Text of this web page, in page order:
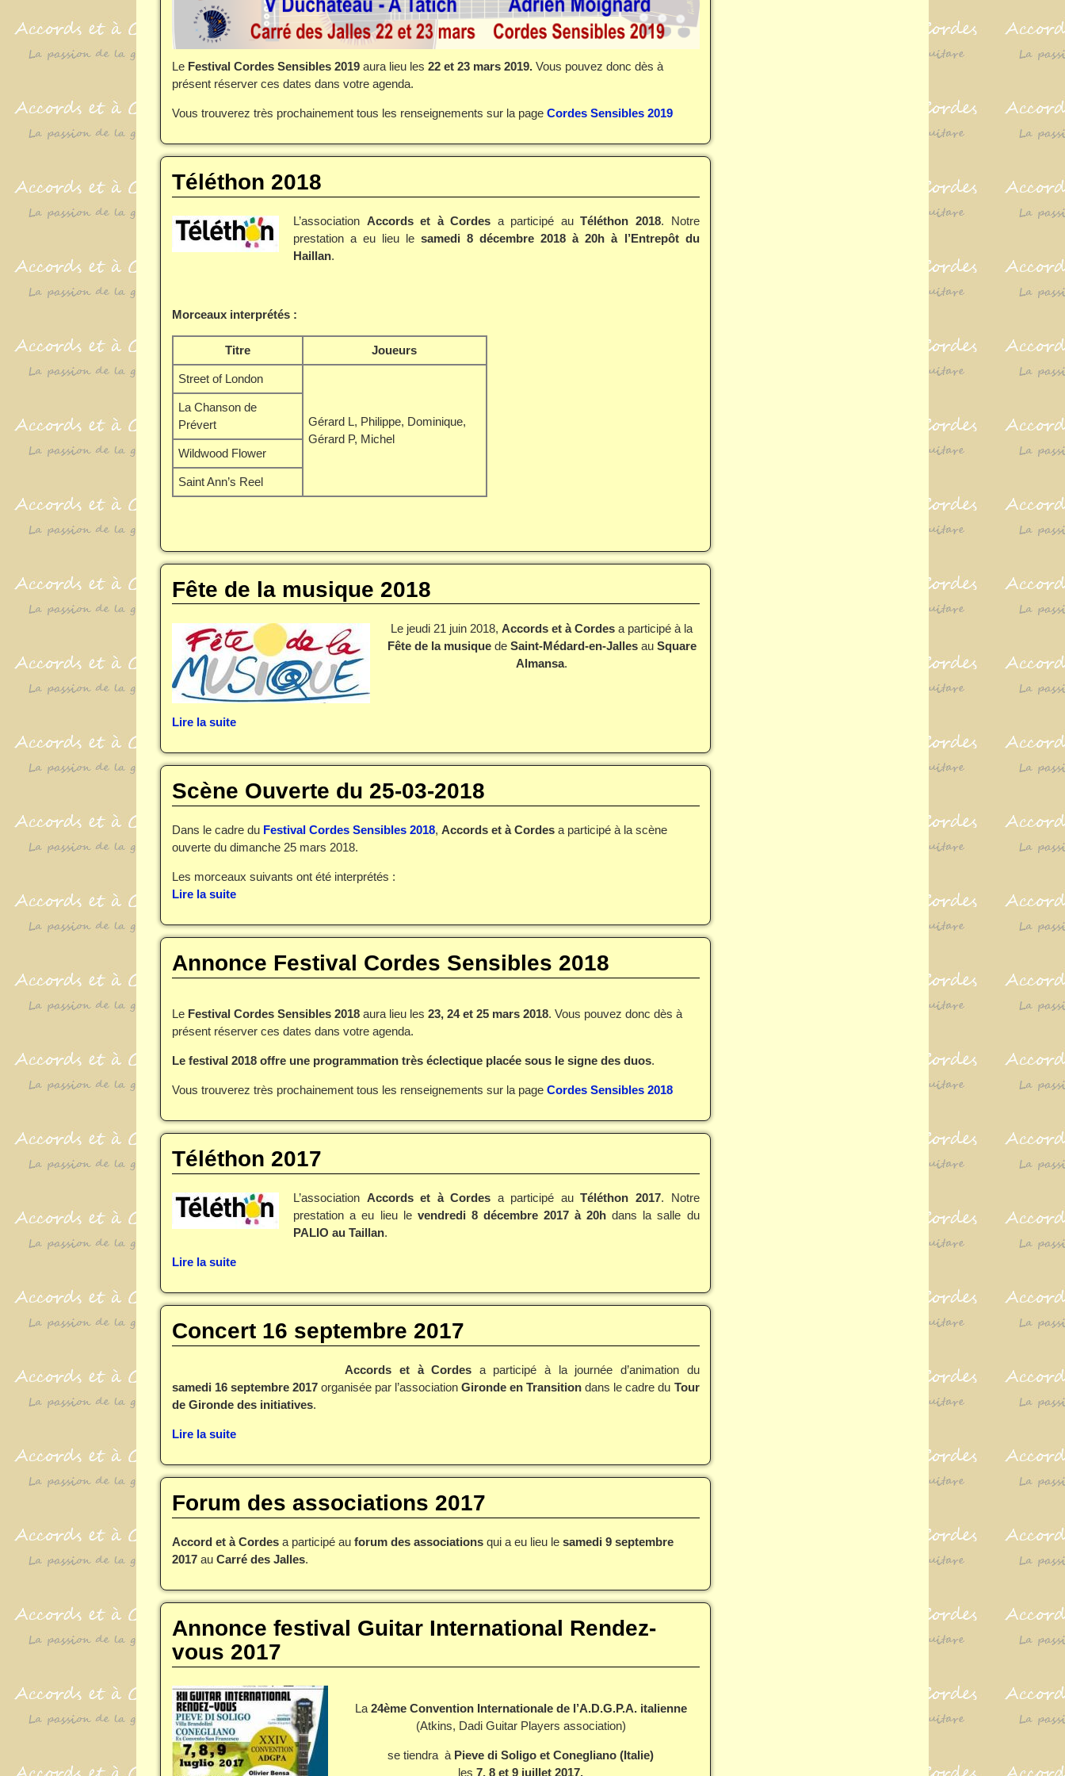
Le Festival Cordes Sensibles 2019aura lieu les 22 et 23 mars 2019.Vous pouvez donc dès à
présent réserver ces dates dans votre agenda.
Vous trouverez très prochainement tous les renseignements sur la page Cordes Sensibles 2019
Téléthon 2018
L’association Accords et à Cordes a participé auTéléthon 2018. Notre
prestation a eu lieu lesamedi 8 décembre 2018 à 20h à l’Entrepôt du
Haillan.
Morceaux interprétés :
Titre Joueurs
Street of London
Gérard L, Philippe, Dominique,
Gérard P, Michel
La Chanson de
Prévert
Wildwood Flower
Saint Ann’s Reel
Fête de la musique 2018
Le jeudi 21 juin 2018,Accords et à Cordes a participé à la
Fête de la musiquede Saint-Médard-en-Jallesau Square
Almansa.
Lire la suite
Scène Ouverte du 25-03-2018
Dans le cadre du Festival Cordes Sensibles 2018, Accords et à Cordesa participé à la scène
ouverte du dimanche 25 mars 2018.
Les morceaux suivants ont été interprétés :
Lire la suite
Annonce Festival Cordes Sensibles 2018
Le Festival Cordes Sensibles 2018aura lieu les 23, 24 et 25 mars 2018. Vous pouvez donc dès à
présent réserver ces dates dans votre agenda.
Le festival 2018 offre une programmation très éclectique placée sous le signe des duos.
Vous trouverez très prochainement tous les renseignements sur la page Cordes Sensibles 2018
Téléthon 2017
L’association Accords et à Cordes a participé auTéléthon 2017. Notre
prestation a eu lieu le vendredi 8 décembre 2017 à 20hdans la salle du
PALIO au Taillan.
Lire la suite
Concert 16 septembre 2017
Accords et à Cordes a participé à la journée d’animation du
samedi 16 septembre 2017organisée par l’associationGironde en Transition dans le cadre du Tour
de Gironde des initiatives.
Lire la suite
Forum des associations 2017
Accord et à Cordesa participé au forum des associationsqui a eu lieu le samedi 9 septembre
2017au Carré des Jalles.
Annonce festival Guitar International Rendez-
vous 2017
La 24ème Convention Internationale de l’A.D.G.P.A. italienne
(Atkins, Dadi Guitar Players association)
se tiendra à Pieve di Soligo et Conegliano (Italie)
les7, 8 et 9 juillet 2017.